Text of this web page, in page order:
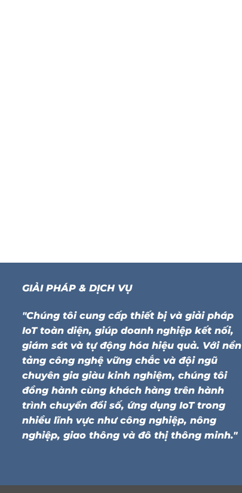
GIẢI PHÁP & DỊCH VỤ
"Chúng tôi cung cấp thiết bị và giải pháp
IoT toàn diện, giúp doanh nghiệp kết nối,
giám sát và tự động hóa hiệu quả. Với nền
tảng công nghệ vững chắc và đội ngũ
chuyên gia giàu kinh nghiệm, chúng tôi
đồng hành cùng khách hàng trên hành
trình chuyển đổi số, ứng dụng IoT trong
nhiều lĩnh vực như công nghiệp, nông
nghiệp, giao thông và đô thị thông minh."